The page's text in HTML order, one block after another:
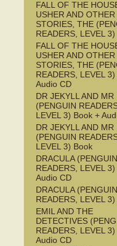
FALL OF THE
USHER AND OTHER
STORIES, THE
READERS, LEVEL
FALL OF THE
USHER AND OTHER
STORIES, THE
READERS, LEVEL
Audio CD
DR JEKYLL AND MR
(PENGUIN
LEVEL 3) Book +
DR JEKYLL AND MR
(PENGUIN
LEVEL 3) Book
DRACULA (PENGUIN
READERS, LEVEL
Audio CD
DRACULA (PENGUIN
READERS, LEVEL
EMIL AND THE
DETECTIVES
READERS, LEVEL
Audio CD